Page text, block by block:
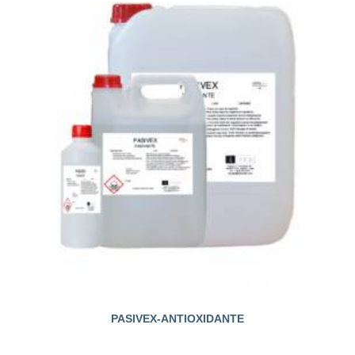
PASIVEX-ANTIOXIDANTE